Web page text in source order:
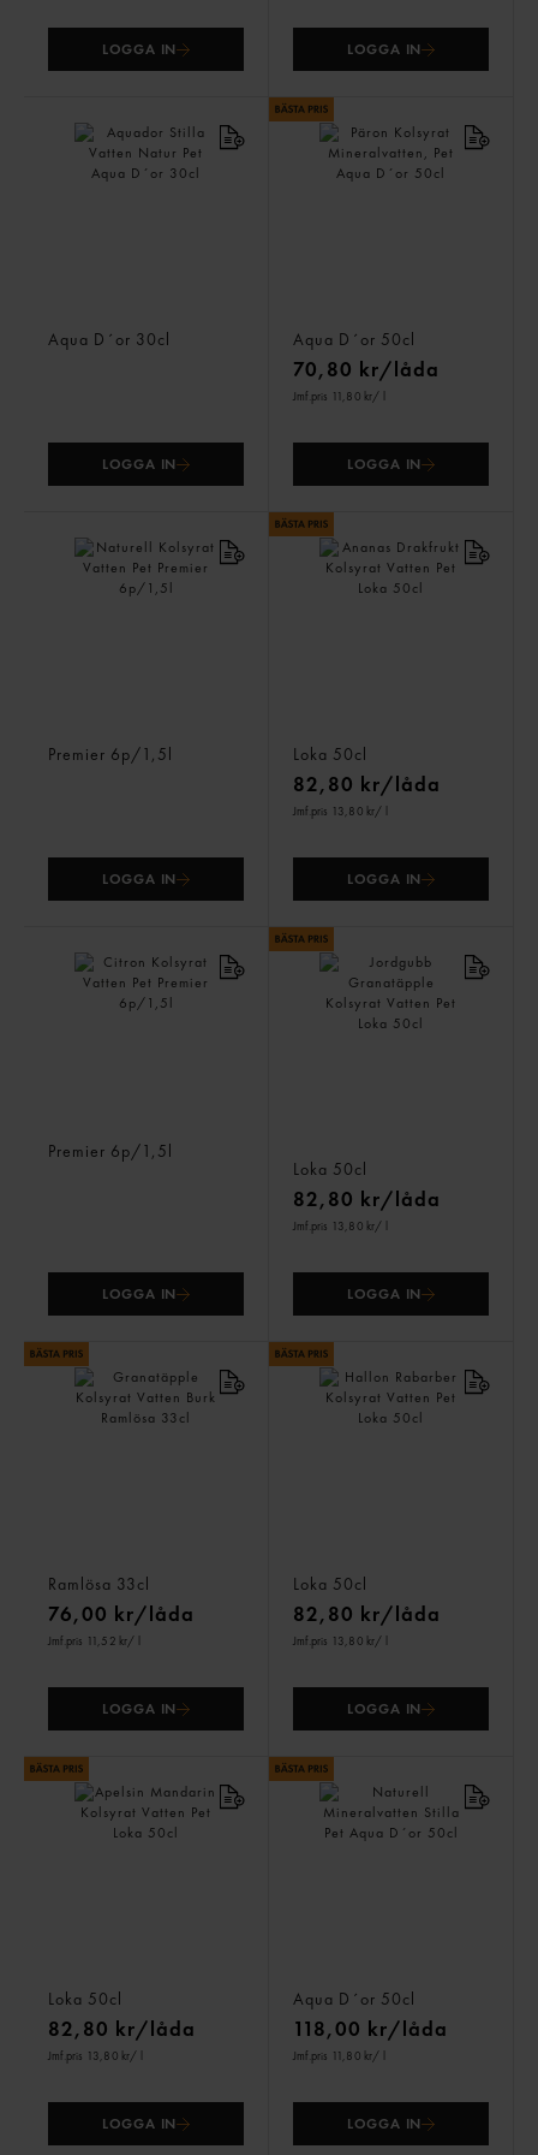
LOGGA IN LOGGA IN
Aqua D´or 30cl
LOGGA IN
Aqua D´or 50cl
70,80 kr/låda
Jmf.pris 11,80 kr/ l
LOGGA IN
Premier 6p/1,5l
LOGGA IN
Loka 50cl
82,80 kr/låda
Jmf.pris 13,80 kr/ l
LOGGA IN
Premier 6p/1,5l
LOGGA IN
Loka 50cl
82,80 kr/låda
Jmf.pris 13,80 kr/ l
LOGGA IN
Ramlösa 33cl
76,00 kr/låda
Jmf.pris 11,52 kr/ l
LOGGA IN
Loka 50cl
82,80 kr/låda
Jmf.pris 13,80 kr/ l
LOGGA IN
Loka 50cl
82,80 kr/låda
Jmf.pris 13,80 kr/ l
LOGGA IN
Aqua D´or 50cl
118,00 kr/låda
Jmf.pris 11,80 kr/ l
LOGGA IN